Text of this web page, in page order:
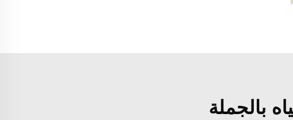
بالجملة